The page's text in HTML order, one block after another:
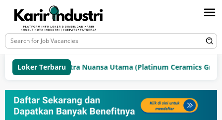
Loker TerbaruPT Mitra Nuansa Utama (Platinum Ceramics Group)